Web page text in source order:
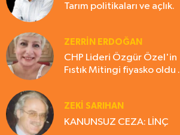
Tarım politikaları ve açlık.
ZERRIN ERDOĞAN
CHP Lideri Özgür Özel'in
Fıstık Mitingi fiyasko oldu .
ZEKI SARIHAN
KANUNSUZ CEZA: LİNÇ